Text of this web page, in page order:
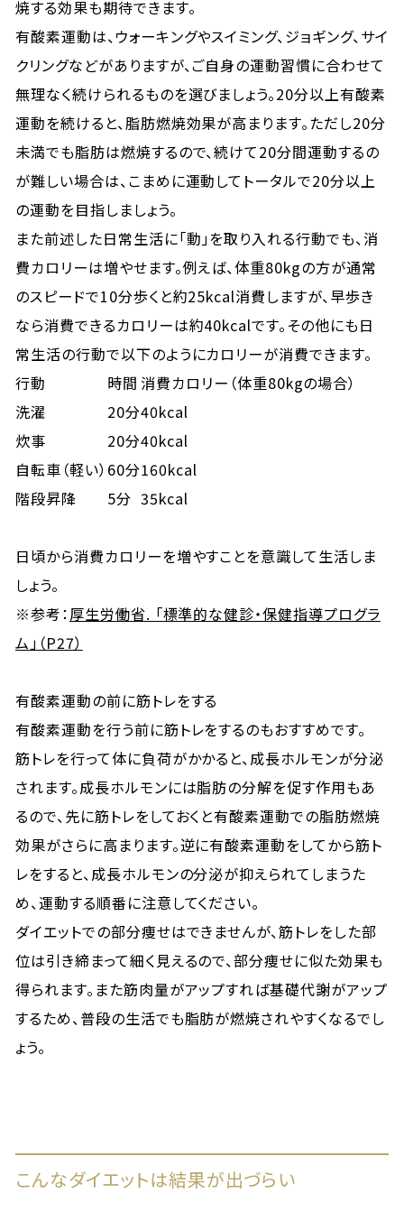
焼する効果も期待できます。
有酸素運動は、ウォーキングやスイミング、ジョギング、サイ
クリングなどがありますが、ご自身の運動習慣に合わせて
無理なく続けられるものを選びましょう。20分以上有酸素
運動を続けると、脂肪燃焼効果が高まります。ただし20分
未満でも脂肪は燃焼するので、続けて20分間運動するの
が難しい場合は、こまめに運動してトータルで20分以上
の運動を目指しましょう。
また前述した日常生活に「動」を取り入れる行動でも、消
費カロリーは増やせます。例えば、体重80kgの方が通常
のスピードで10分歩くと約25kcal消費しますが、早歩き
なら消費できるカロリーは約40kcalです。その他にも日
常生活の行動で以下のようにカロリーが消費できます。
行動
時間 消費カロリー（体重80kgの場合）
洗濯
20分40kcal
炊事
20分40kcal
自転車（軽い） 60分160kcal
階段昇降
5分 35kcal
日頃から消費カロリーを増やすことを意識して生活しま
しょう。
※参考：厚生労働省. 「標準的な健診・保健指導プログラ
ム」（P27）
有酸素運動の前に筋トレをする
有酸素運動を行う前に筋トレをするのもおすすめです。
筋トレを行って体に負荷がかかると、成長ホルモンが分泌
されます。成長ホルモンには脂肪の分解を促す作用もあ
るので、先に筋トレをしておくと有酸素運動での脂肪燃焼
効果がさらに高まります。逆に有酸素運動をしてから筋ト
レをすると、成長ホルモンの分泌が抑えられてしまうた
め、運動する順番に注意してください。
ダイエットでの部分痩せはできませんが、筋トレをした部
位は引き締まって細く見えるので、部分痩せに似た効果も
得られます。また筋肉量がアップすれば基礎代謝がアップ
するため、普段の生活でも脂肪が燃焼されやすくなるでし
ょう。
こんなダイエットは結果が出づらい